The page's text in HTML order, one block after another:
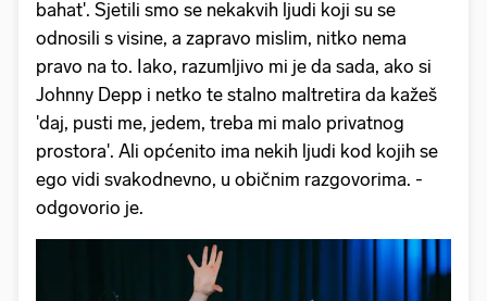
bahat'. Sjetili smo se nekakvih ljudi koji su se
odnosili s visine, a zapravo mislim, nitko nema
pravo na to. Iako, razumljivo mi je da sada, ako si
Johnny Depp i netko te stalno maltretira da kažeš
'daj, pusti me, jedem, treba mi malo privatnog
prostora'. Ali općenito ima nekih ljudi kod kojih se
ego vidi svakodnevno, u običnim razgovorima. -
odgovorio je.